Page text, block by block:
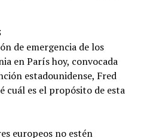
de emergencia de los
en París hoy, convocada
estadounidense, Fred
cuál es el propósito de esta
europeos no estén